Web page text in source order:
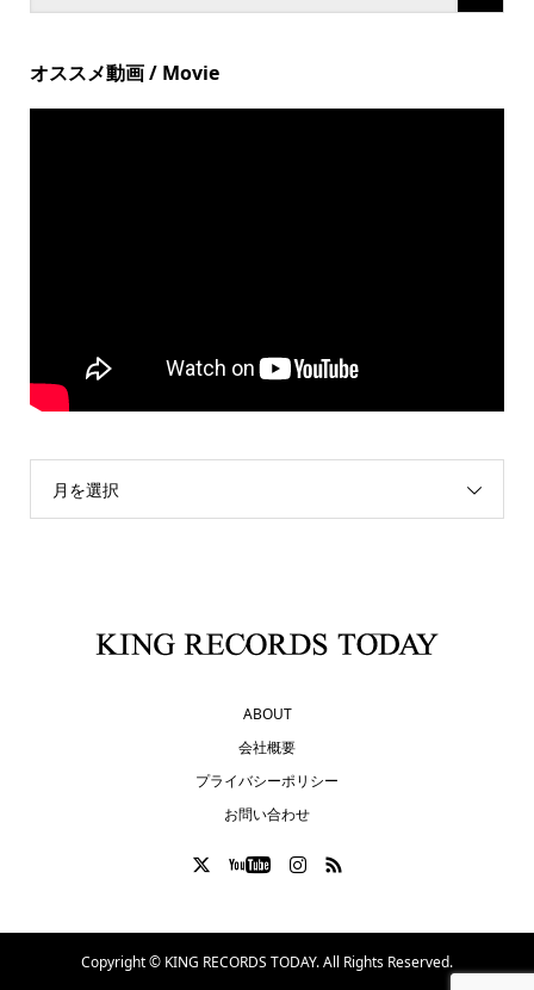
オススメ動画 / Movie
月を選択
ABOUT
会社概要
プライバシーポリシー
お問い合わせ
Copyright © KING RECORDS TODAY. All Rights Reserved.